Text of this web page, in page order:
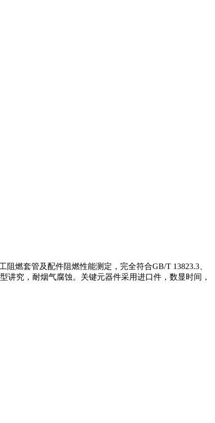
燃套管及配件阻燃性能测定，完全符合GB/T 13823.3、
究，耐烟气腐蚀。关键元器件采用进口件，数显时间，